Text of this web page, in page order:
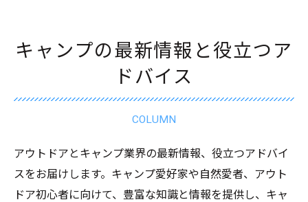
キャンプの最新情報と役立つア
ドバイス
COLUMN
アウトドアとキャンプ業界の最新情報、役立つアドバイ
スをお届けします。キャンプ愛好家や自然愛者、アウト
ドア初心者に向けて、豊富な知識と情報を提供し、キャ